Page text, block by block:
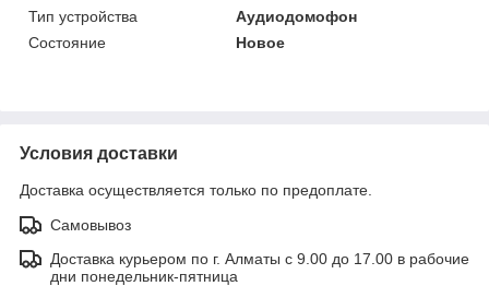
Тип устройства
Аудиодомофон
Состояние
Новое
Условия доставки
Доставка осуществляется только по предоплате.
Самовывоз
Доставка курьером по г. Алматы с 9.00 до 17.00 в рабочие
дни понедельник-пятница